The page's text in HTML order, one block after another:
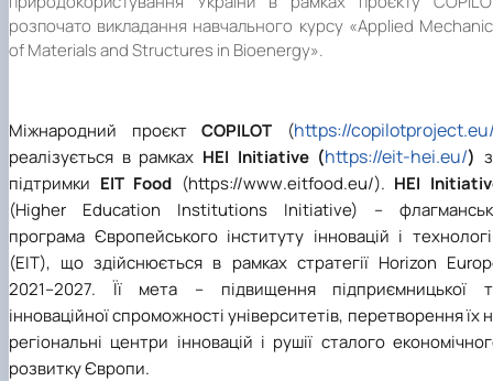
Mentoring of master's students of the ONP
Agroengineering in June
Successful certification of master's
Students’ and teachers’ success in COPILOT
course "Robotic systems in sustainab…
Digital Twins Open Lecture
within the COPILOT project
Modern Applications and Services Practical
Workshop lecture
розпочато викладання навчального курсу «Applied
of Materials and Structures in Bioenergy».
Міжнародний проєктCOPILOT (https://
реалізується в рамках HEI Initiative (https://eit-hei.eu/)
підтримки EIT Food (https://www.eitfood.eu/). HEI
(Higher Education Institutions Initiative) –
програма Європейського інституту інновацій і
(EIT), що здійснюється в рамках стратегії Horizon
2021–2027. Її мета – підвищення підприємницької
інноваційної спроможності університетів, перетворення їх
регіональні центри інновацій і рушії сталого
розвитку Європи.